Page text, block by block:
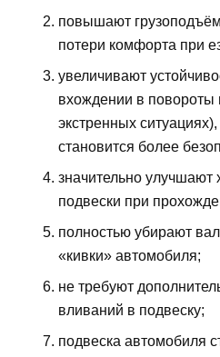
повышают
потери комфорта при
увеличивают
вхождении в повороты
экстренных
становится более
значительно улучшают
подвески при
полностью убирают
«кивки» автомобиля;
не требуют
вливаний в подвеску;
подвеска автомобиля